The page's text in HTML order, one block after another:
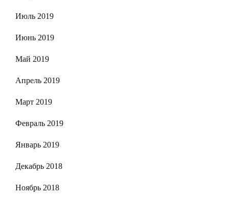
Июль 2019
Июнь 2019
Май 2019
Апрель 2019
Март 2019
Февраль 2019
Январь 2019
Декабрь 2018
Ноябрь 2018